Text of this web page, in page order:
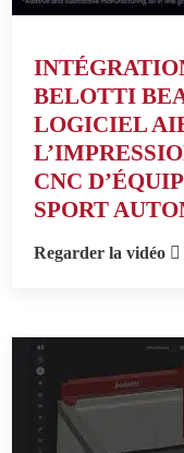
BELOTTI
LOGICIEL
CNC
SPORT
Regarder la vidéo